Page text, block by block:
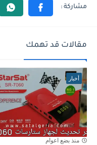
مقالات قد تهمك
أخبار
منذ بضع اعوام